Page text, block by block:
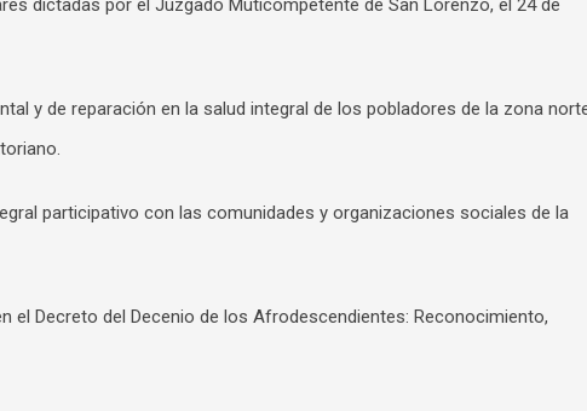
y de reparación en la salud integral de los pobladores de la zona
participativo con las comunidades y organizaciones sociales de la
el Decreto del Decenio de los Afrodescendientes: Reconocimiento,